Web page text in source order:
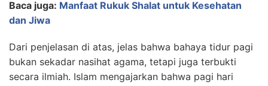
Baca juga: Manfaat Rukuk Shalat untuk Kesehatan
dan Jiwa
Dari penjelasan di atas, jelas bahwa bahaya tidur pagi
bukan sekadar nasihat agama, tetapi juga terbukti
secara ilmiah. Islam mengajarkan bahwa pagi hari